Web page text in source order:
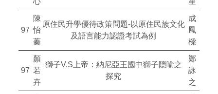
97
陳
怡
蓁
原住民升學優待政策問題-以原住民族文化
及語言能力認證考試為例
成
鳳
樑
97
顏
若
卉
獅子V.S上帝：納尼亞王國中獅子隱喻之
探究
鄭
詠
之